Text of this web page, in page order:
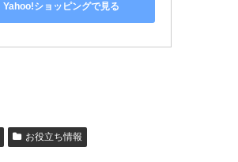
Yahoo!ショッピングで見る
お役立ち情報